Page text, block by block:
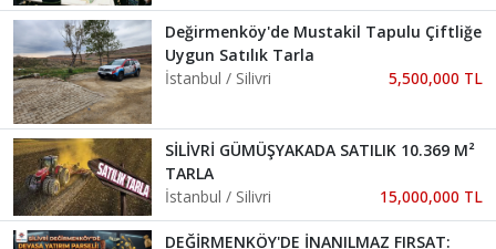
Değirmenköy'de Mustakil Tapulu Çiftliğe
Uygun Satılık Tarla
İstanbul / Silivri
5,500,000 TL
SİLİVRİ GÜMÜŞYAKADA SATILIK 10.369 M²
TARLA
İstanbul / Silivri
15,000,000 TL
DEĞİRMENKÖY'DE İNANILMAZ FIRSAT: